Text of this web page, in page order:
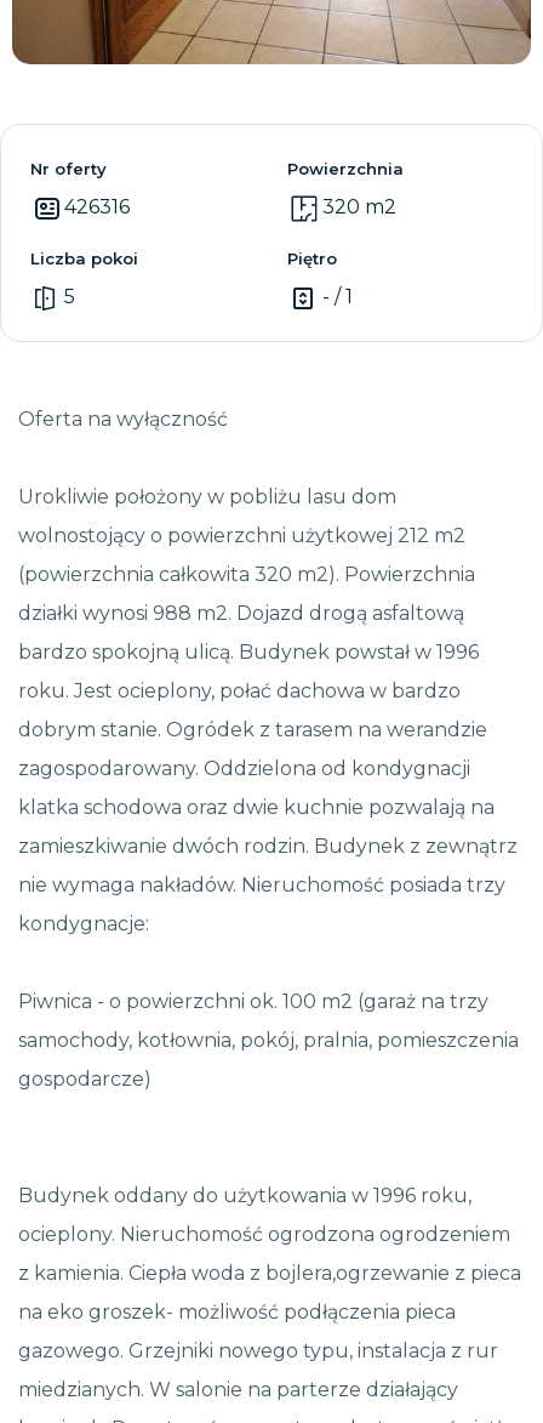
Nr oferty
426316
Powierzchnia
320 m2
Liczba pokoi
5
Piętro
- / 1
Oferta na wyłączność
Urokliwie położony w pobliżu lasu dom
wolnostojący o powierzchni użytkowej 212 m2
(powierzchnia całkowita 320 m2). Powierzchnia
działki wynosi 988 m2. Dojazd drogą asfaltową
bardzo spokojną ulicą. Budynek powstał w 1996
roku. Jest ocieplony, połać dachowa w bardzo
dobrym stanie. Ogródek z tarasem na werandzie
zagospodarowany. Oddzielona od kondygnacji
klatka schodowa oraz dwie kuchnie pozwalają na
zamieszkiwanie dwóch rodzin. Budynek z zewnątrz
nie wymaga nakładów. Nieruchomość posiada trzy
kondygnacje:
Piwnica - o powierzchni ok. 100 m2 (garaż na trzy
samochody, kotłownia, pokój, pralnia, pomieszczenia
gospodarcze)
Budynek oddany do użytkowania w 1996 roku,
ocieplony. Nieruchomość ogrodzona ogrodzeniem
z kamienia. Ciepła woda z bojlera,ogrzewanie z pieca
na eko groszek- możliwość podłączenia pieca
gazowego. Grzejniki nowego typu, instalacja z rur
miedzianych. W salonie na parterze działający